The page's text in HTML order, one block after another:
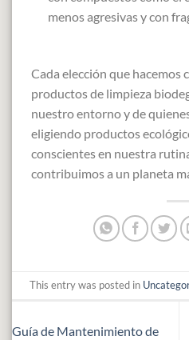
menos agresivas y con
Cada elección que hacemos
productos de limpieza
nuestro entorno y de
eligiendo productos
conscientes en nuestra
contribuimos a un planeta
This entry was posted in
Guía de Mantenimiento de